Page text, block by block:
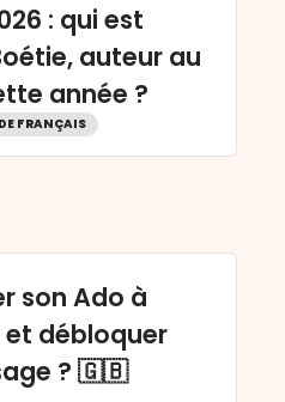
: qui est
auteur au
année ?
FRANÇAIS
son Ado à
et débloquer
? 🇬🇧